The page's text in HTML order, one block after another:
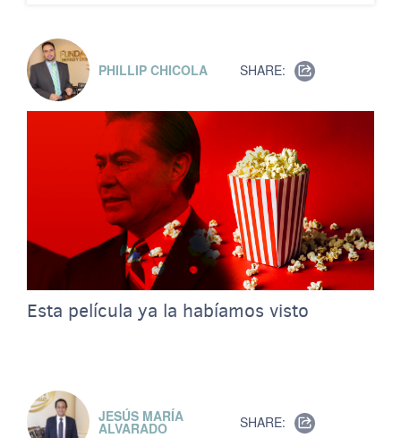
PHILLIP CHICOLA SHARE:
Esta película ya la habíamos visto
JESÚS MARÍA
ALVARADO SHARE: